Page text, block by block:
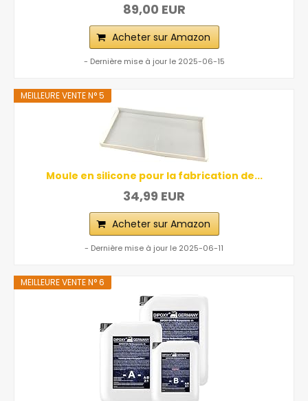
89,00 EUR
Acheter sur Amazon
- Dernière mise à jour le 2025-06-15
MEILLEURE VENTE N° 5
Moule en silicone pour la fabrication de...
34,99 EUR
Acheter sur Amazon
- Dernière mise à jour le 2025-06-11
MEILLEURE VENTE N° 6